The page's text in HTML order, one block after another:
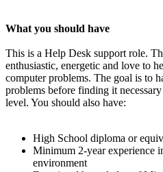
What you should have
This is a Help Desk support role.
enthusiastic, energetic and love to
computer problems. The goal is to
problems before finding it
level. You should also have:
High School diploma or
Minimum 2-year experience
environment